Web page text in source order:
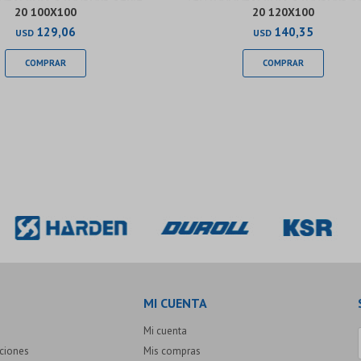
20 100X100
USD 129,06
20 120X100
USD 140,35
MI CUENTA
Mi cuenta
Mis compras